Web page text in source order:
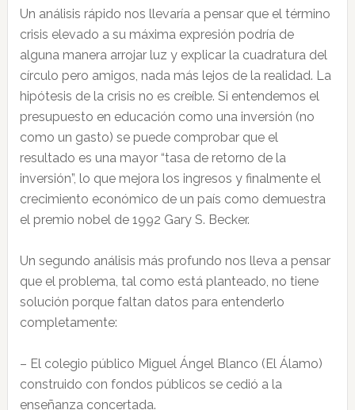
Un análisis rápido nos llevaría a pensar que el término
crisis elevado a su máxima expresión podría de
alguna manera arrojar luz y explicar la cuadratura del
círculo pero amigos, nada más lejos de la realidad. La
hipótesis de la crisis no es creíble. Si entendemos el
presupuesto en educación como una inversión (no
como un gasto) se puede comprobar que el
resultado es una mayor “tasa de retorno de la
inversión”, lo que mejora los ingresos y finalmente el
crecimiento económico de un país como demuestra
el premio nobel de 1992 Gary S. Becker.
Un segundo análisis más profundo nos lleva a pensar
que el problema, tal como está planteado, no tiene
solución porque faltan datos para entenderlo
completamente:
– El colegio público Miguel Ángel Blanco (El Álamo)
construido con fondos públicos se cedió a la
enseñanza concertada.